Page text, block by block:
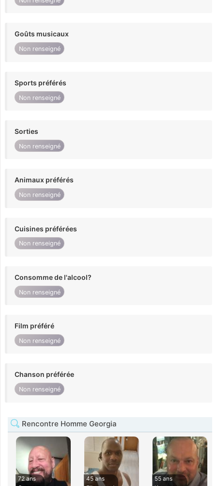
Goûts musicaux
Non renseigné
Sports préférés
Non renseigné
Sorties
Non renseigné
Animaux préférés
Non renseigné
Cuisines préférées
Non renseigné
Consomme de l'alcool?
Non renseigné
Film préféré
Non renseigné
Chanson préférée
Non renseigné
Rencontre Homme Georgia
72 ans
45 ans
55 ans